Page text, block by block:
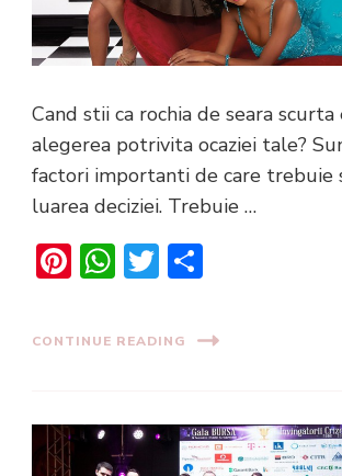
Cand stii ca rochia de seara scurta
alegerea potrivita ocaziei tale?
factori importanti de care trebuie
luarea deciziei. Trebuie …
Pinterest
WhatsApp
Twitter
CONTINUE READING